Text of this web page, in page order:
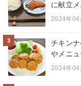
に献立
2024年04
3
チキン
やメニュ
2024年04